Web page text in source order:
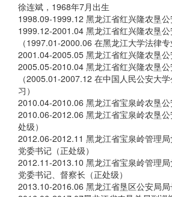
徐连斌， 1968年7月出生
1998.09-1999.12 黑龙江省红兴隆农垦
1999.12-2001.04 黑龙江省红兴隆农垦
（1997.01-2000.06 在黑龙江大学法律专
2001.04-2005.05 黑龙江省红兴隆农垦
2005.05-2010.04 黑龙江省红兴隆农垦公
（2005.01-2007.12 在中国人民公安大
习）
2010.04-2010.06 黑龙江省宝泉岭农垦公
2010.06-2012.06 黑龙江省宝泉岭农垦
处级）
2012.06-2012.11 黑龙江省宝泉岭管理局
党委书记（正处级）
2012.11-2013.10 黑龙江省宝泉岭管理局
党委书记、督察长（正处级）
2013.10-2016.06 黑龙江省垦区公安局